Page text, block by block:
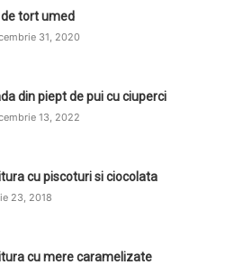
de tort umed
31, 2020
din piept de pui cu ciuperci
13, 2022
cu piscoturi si ciocolata
23, 2018
cu mere caramelizate